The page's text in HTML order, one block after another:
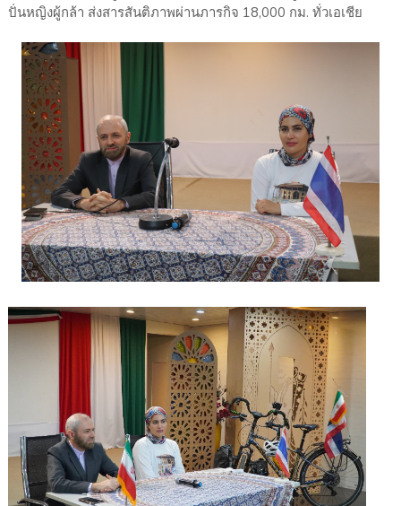
ปั่นหญิงผู้กล้า ส่งสารสันติภาพผ่านภารกิจ 18,000 กม. ทั่วเอเชีย